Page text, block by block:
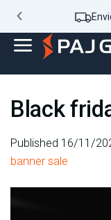
Black
Published 16/11/
banner sale